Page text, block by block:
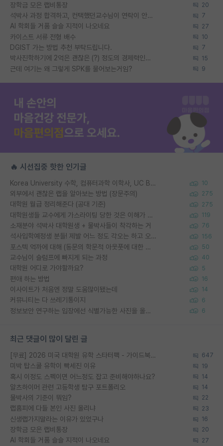
장학금 모은 랩비통장 20
석박사 과정 합격하고, 컨택했던교수님이 연락이 안됩니다... 7
AI 학회들 거품 슬슬 지적이 나오네요 27
카이스트 서류 전형 배수 10
DGIST 가는 방법 추천 부탁드립니다. 7
박사진학하기에 2억은 괜찮은 (?) 정도의 경제력인가요 15
근데 여기는 왜 그렇게 SPK를 물어보는거임? 9
🔥 시선집중 핫한 인기글
Korea University 수학, 컴퓨터과학 이학사, UC Berkeley 산업공학 대학원 공학박사가 되는 것은 쉽지 않겠죠? 10
외부에서 괜찮은 랩을 알아보는 방법 (장문주의) 275
대학원 월급 정리해준다 (공대 기준) 275
대학원생들 교수에게 가스라이팅 당한 것은 이해가 갑니다. 안타깝네요. 119
소재분야 석박사 대학원생 + 물박사들이 착각하는 거 76
석사입학예정생 분들! 제발 어느 정도 각오는 하고 오세요. 156
포스텍 억까에 대해 (동문의 학문적 아웃풋에 대한 반박) 50
교수님이 슬럼프에 빠지게 되는 과정 40
대학원 어디로 가야할까요? 5
편애 하는 방법 16
이사이트가 처음엔 정말 도움많이됐는데 14
커뮤니티는 다 쓰레기통이지 6
정보보안 연구하는 입장에선 식별가능한 사진을 올리는건 비추이긴함 6
최근 댓글이 많이 달린 글
[무료] 2026 미국 대학원 유학 스타터팩 - 가이드북 & 합격자 컨택메일 템플릿 647
미박 탑스쿨 유학이 빡세진 이유 19
혹시 이정도 스펙이면 어느정도 잡고 준비해야하나요? 14
알츠하이머 관련 고등학생 탐구 포트폴리오 14
물박사의 기준이 뭐임? 22
랩홈피에 다들 본인 사진 올리냐 23
신생랩가지말라는 이유가 있었구나 16
장학금 모은 랩비통장 20
AI 학회들 거품 슬슬 지적이 나오네요 27